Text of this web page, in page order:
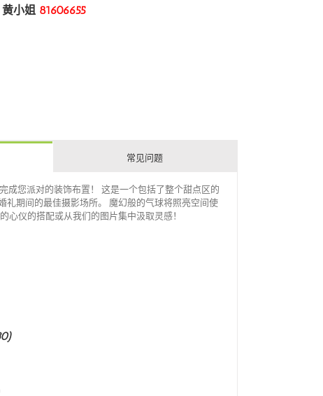
小姐 81606655
常见问题
成您派对的装饰布置！
这是一个包括了整个甜点区的
期间的最佳摄影场所。
魔幻般的气球将照亮空间使
心仪的搭配或从我们的图片集中汲取灵感！